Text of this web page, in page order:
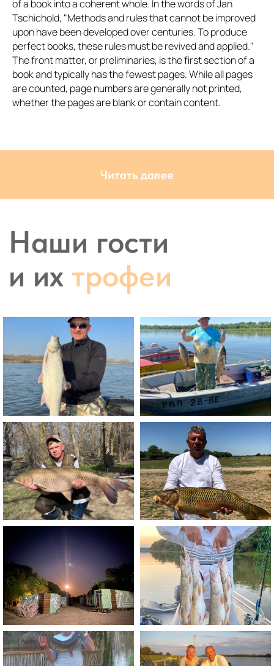
of a book into a coherent whole. In the words of Jan
Tschichold, "Methods and rules that cannot be improved
upon have been developed over centuries. To produce
perfect books, these rules must be revived and applied."
The front matter, or preliminaries, is the first section of a
book and typically has the fewest pages. While all pages
are counted, page numbers are generally not printed,
whether the pages are blank or contain content.
Читать далее
ЕГЕРЬ